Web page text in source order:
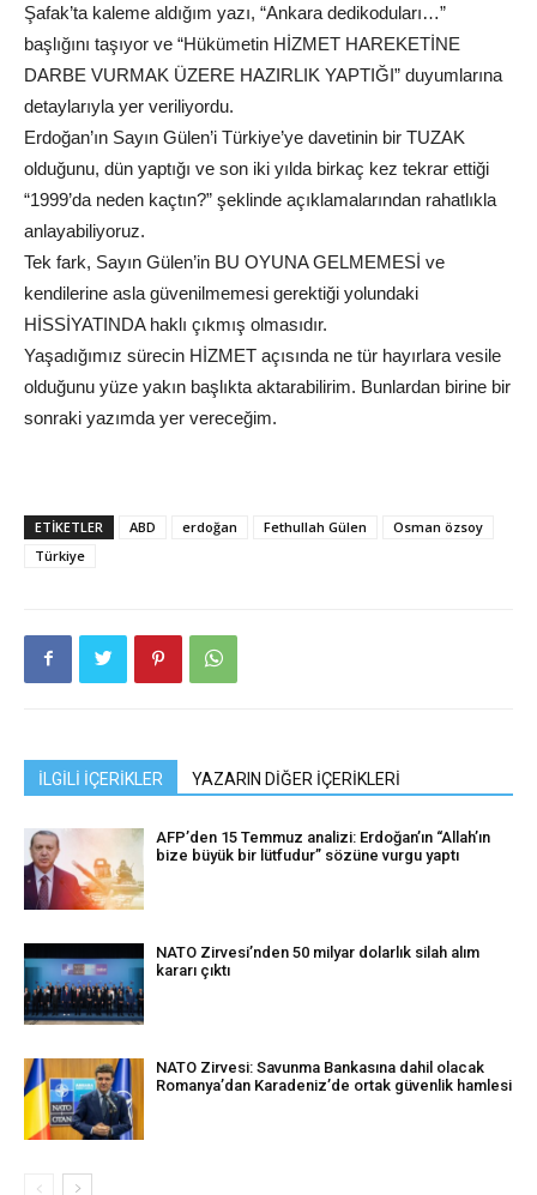
Şafak’ta kaleme aldığım yazı, “Ankara dedikoduları…”
başlığını taşıyor ve “Hükümetin HİZMET HAREKETİNE
DARBE VURMAK ÜZERE HAZIRLIK YAPTIĞI” duyumlarına
detaylarıyla yer veriliyordu.
Erdoğan’ın Sayın Gülen’i Türkiye’ye davetinin bir TUZAK
olduğunu, dün yaptığı ve son iki yılda birkaç kez tekrar ettiği
“1999’da neden kaçtın?” şeklinde açıklamalarından rahatlıkla
anlayabiliyoruz.
Tek fark, Sayın Gülen’in BU OYUNA GELMEMESİ ve
kendilerine asla güvenilmemesi gerektiği yolundaki
HİSSİYATINDA haklı çıkmış olmasıdır.
Yaşadığımız sürecin HİZMET açısında ne tür hayırlara vesile
olduğunu yüze yakın başlıkta aktarabilirim. Bunlardan birine bir
sonraki yazımda yer vereceğim.
ETIKETLER ABD erdoğan Fethullah Gülen
Osman özsoy
Türkiye
İLGİLİ İÇERİKLER YAZARIN DİĞER İÇERİKLERİ
AFP’den 15 Temmuz analizi: Erdoğan’ın “Allah’ın
bize büyük bir lütfudur” sözüne vurgu yaptı
NATO Zirvesi’nden 50 milyar dolarlık silah alım
kararı çıktı
NATO Zirvesi: Savunma Bankasına dahil olacak
Romanya’dan Karadeniz’de ortak güvenlik hamlesi